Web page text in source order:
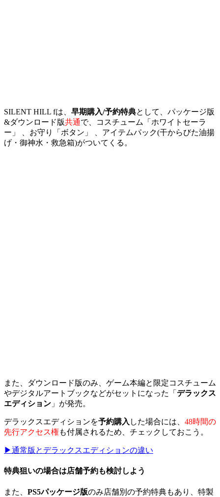
SILENT HILL fは、 早期購入/予約特典として、パッケージ版
&ダウンロード版共通で、コスチューム「ホワイトセーラ
ー」 、お守り「ボタン」 、アイテムパック(干からびた油揚
げ・御神水・救急箱)がついてくる。
また、 ダウンロード版のみ 、ゲーム本編と限定コスチューム
やデジタルアートブックなどがセットになった「 デラックス
エディション 」が発売。
デラックスエディションを予約購入 した場合には、 48時間の
先行アクセス権も付属されるため、チェックしておこう。
▶通常版とデラックスエディションの違い
特典狙いの場合は店舗予約も検討しよう
また、 PS5パッケージ版のみ店舗別の予約特典もあり、特製